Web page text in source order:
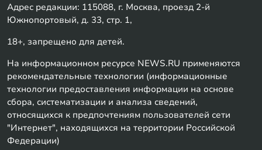
Адрес редакции: 115088, г. Москва, проезд 2-й
Южнопортовый, д. 33, стр. 1,
18+, запрещено для детей.
На информационном ресурсе NEWS.RU применяются
рекомендательные технологии (информационные
технологии предоставления информации на основе
сбора, систематизации и анализа сведений,
относящихся к предпочтениям пользователей сети
"Интернет", находящихся на территории Российской
Федерации)